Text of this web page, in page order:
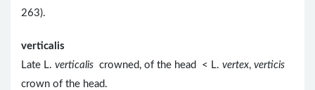
263).
verticalis
Late L. verticalis crowned, of the head < L. vertex, verticis
crown of the head.